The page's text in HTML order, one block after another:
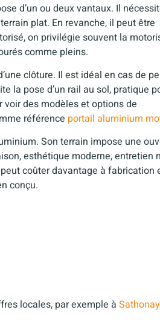
d’un ou deux vantaux. Il
plat. En revanche, il peut être
on privilégie souvent la
comme pleins.
clôture. Il est idéal en cas de
la pose d’un rail au sol, pratique
des modèles et options de
référence portail aluminium
Son terrain impose une
esthétique moderne, entretien
coûter davantage à fabrication
conçu.
locales, par exemple à Sathonay